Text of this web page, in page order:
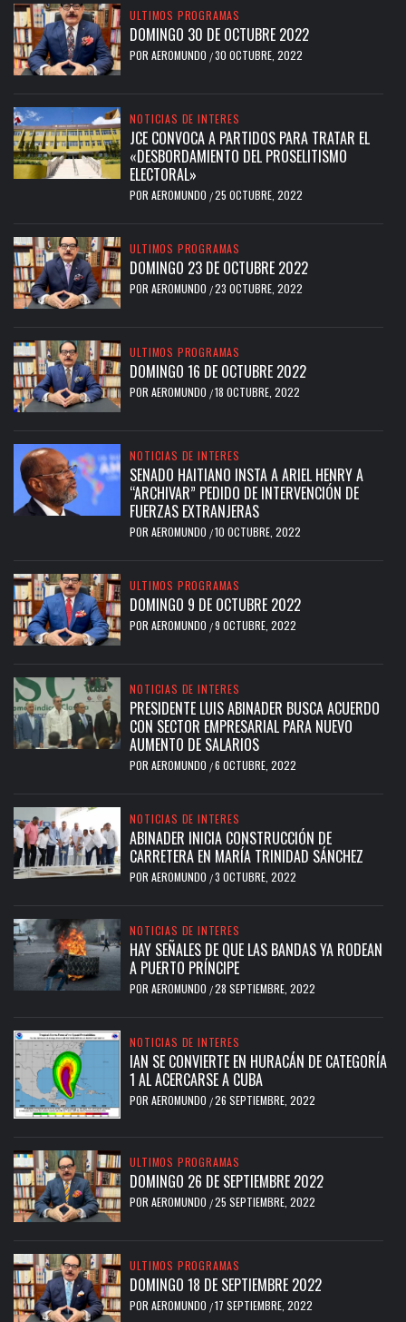
ULTIMOS PROGRAMAS
DOMINGO 30 DE OCTUBRE 2022
POR AEROMUNDO /30 OCTUBRE, 2022
NOTICIAS DE INTERES
JCE CONVOCA A PARTIDOS PARA TRATAR EL
«DESBORDAMIENTO DEL PROSELITISMO
ELECTORAL»
POR AEROMUNDO /25 OCTUBRE, 2022
ULTIMOS PROGRAMAS
DOMINGO 23 DE OCTUBRE 2022
POR AEROMUNDO /23 OCTUBRE, 2022
ULTIMOS PROGRAMAS
DOMINGO 16 DE OCTUBRE 2022
POR AEROMUNDO /18 OCTUBRE, 2022
NOTICIAS DE INTERES
SENADO HAITIANO INSTA A ARIEL HENRY A
“ARCHIVAR” PEDIDO DE INTERVENCIÓN DE
FUERZAS EXTRANJERAS
POR AEROMUNDO /10 OCTUBRE, 2022
ULTIMOS PROGRAMAS
DOMINGO 9 DE OCTUBRE 2022
POR AEROMUNDO /9 OCTUBRE, 2022
NOTICIAS DE INTERES
PRESIDENTE LUIS ABINADER BUSCA ACUERDO
CON SECTOR EMPRESARIAL PARA NUEVO
AUMENTO DE SALARIOS
POR AEROMUNDO /6 OCTUBRE, 2022
NOTICIAS DE INTERES
ABINADER INICIA CONSTRUCCIÓN DE
CARRETERA EN MARÍA TRINIDAD SÁNCHEZ
POR AEROMUNDO /3 OCTUBRE, 2022
NOTICIAS DE INTERES
HAY SEÑALES DE QUE LAS BANDAS YA RODEAN
A PUERTO PRÍNCIPE
POR AEROMUNDO /28 SEPTIEMBRE, 2022
NOTICIAS DE INTERES
IAN SE CONVIERTE EN HURACÁN DE CATEGORÍA
1 AL ACERCARSE A CUBA
POR AEROMUNDO /26 SEPTIEMBRE, 2022
ULTIMOS PROGRAMAS
DOMINGO 26 DE SEPTIEMBRE 2022
POR AEROMUNDO /25 SEPTIEMBRE, 2022
ULTIMOS PROGRAMAS
DOMINGO 18 DE SEPTIEMBRE 2022
POR AEROMUNDO /17 SEPTIEMBRE, 2022